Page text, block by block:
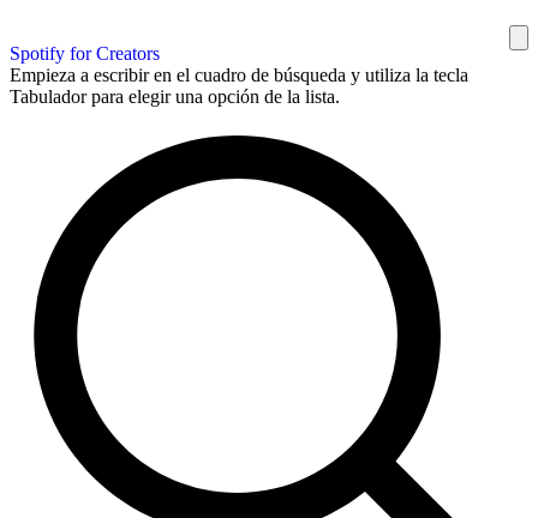
Spotify for Creators
Empieza a escribir en el cuadro de búsqueda y utiliza la tecla
Tabulador para elegir una opción de la lista.